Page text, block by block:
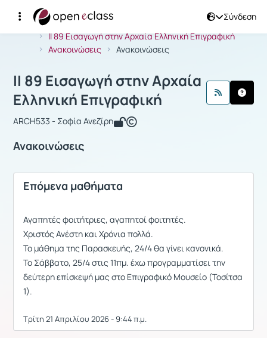
Σύνδεση
Αρχική Σελίδα
II 89 Εισαγωγή στην Αρχαία Ελληνική Επιγραφική
Ανακοινώσεις
Ανακοινώσεις
Μάθημα : II 89 Εισαγωγή στην
II 89 Εισαγωγή στην Αρχαία
Ελληνική Επιγραφική
ARCH533 - Σοφία Ανεζίρη
Ανακοινώσεις
Επόμενα μαθήματα
Αγαπητές φοιτήτριες, αγαπητοί φοιτητές.
Χριστός Ανέστη και Χρόνια πολλά.
Το μάθημα της Παρασκευής, 24/4 θα γίνει κανονικά.
Το Σάββατο, 25/4 στις 11πμ. έχω προγραμματίσει την
δεύτερη επίσκεψή μας στο Επιγραφικό Μουσείο (Τοσίτσα
1).
Τρίτη 21 Απριλίου 2026 - 9:44 π.μ.